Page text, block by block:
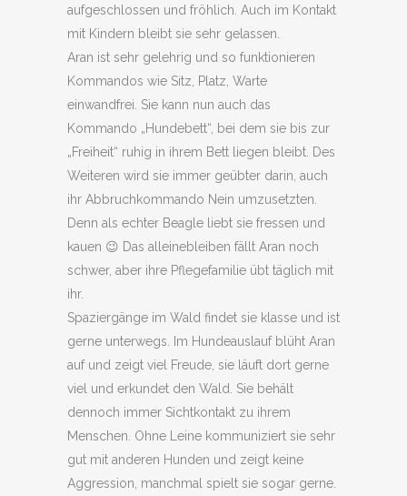
aufgeschlossen und fröhlich. Auch im Kontakt
mit Kindern bleibt sie sehr gelassen.
Aran ist sehr gelehrig und so funktionieren
Kommandos wie Sitz, Platz, Warte
einwandfrei. Sie kann nun auch das
Kommando „Hundebett“, bei dem sie bis zur
„Freiheit“ ruhig in ihrem Bett liegen bleibt. Des
Weiteren wird sie immer geübter darin, auch
ihr Abbruchkommando Nein umzusetzten.
Denn als echter Beagle liebt sie fressen und
kauen 😉 Das alleinebleiben fällt Aran noch
schwer, aber ihre Pflegefamilie übt täglich mit
ihr.
Spaziergänge im Wald findet sie klasse und ist
gerne unterwegs. Im Hundeauslauf blüht Aran
auf und zeigt viel Freude, sie läuft dort gerne
viel und erkundet den Wald. Sie behält
dennoch immer Sichtkontakt zu ihrem
Menschen. Ohne Leine kommuniziert sie sehr
gut mit anderen Hunden und zeigt keine
Aggression, manchmal spielt sie sogar gerne.